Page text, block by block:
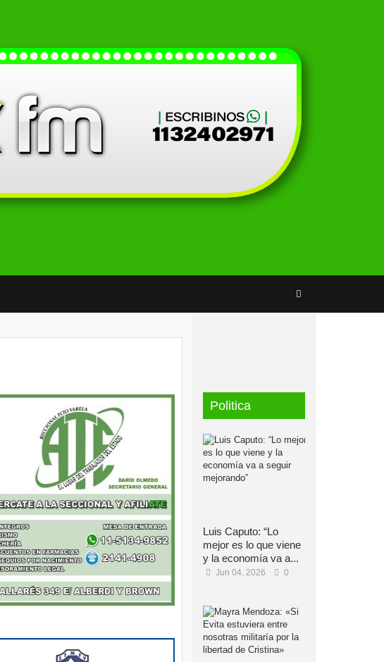
Politica
Luis Caputo: “Lo
mejor es lo que viene
y la economía va a...
Jun 04, 2026 0